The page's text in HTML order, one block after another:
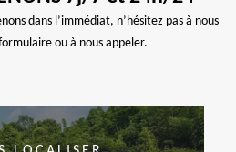
dans l’immédiat, n’hésitez pas à nous
ou à nous appeler.